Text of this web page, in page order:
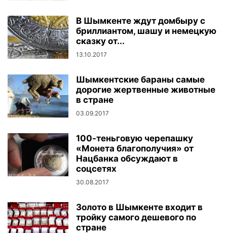
В Шымкенте ждут домбыру с
бриллиантом, шашу и немецкую
сказку от...
13.10.2017
Шымкентские бараны самые
дорогие жертвенные животные
в стране
03.09.2017
100-теньговую черепашку
«Монета благополучия» от
Нацбанка обсуждают в
соцсетях
30.08.2017
Золото в Шымкенте входит в
тройку самого дешевого по
стране